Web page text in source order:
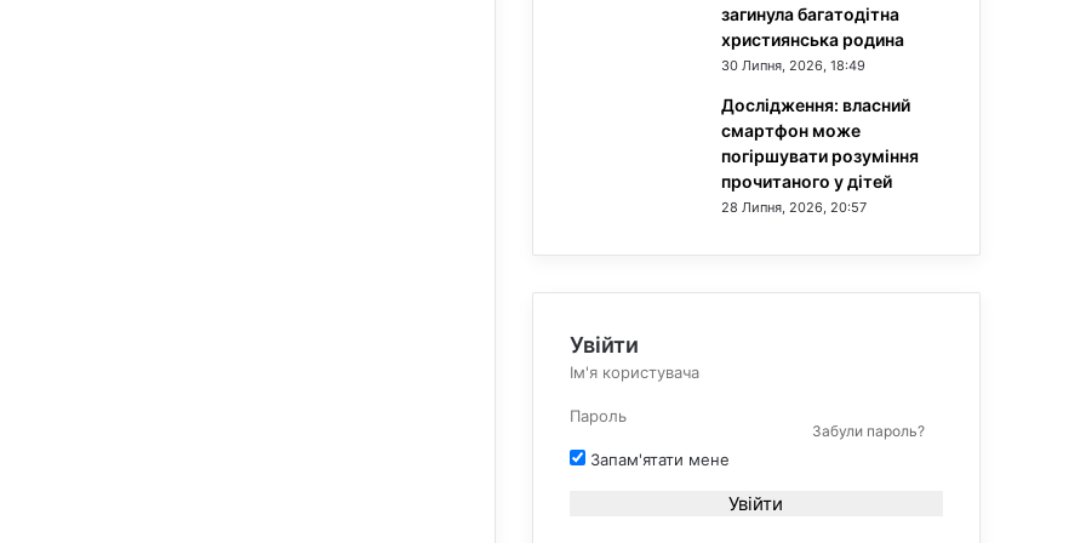
загинула багатодітна
християнська родина
30 Липня, 2026, 18:49
Дослідження: власний
смартфон може
погіршувати розуміння
прочитаного у дітей
28 Липня, 2026, 20:57
Увійти
Забули пароль?
Запам'ятати мене
Увійти